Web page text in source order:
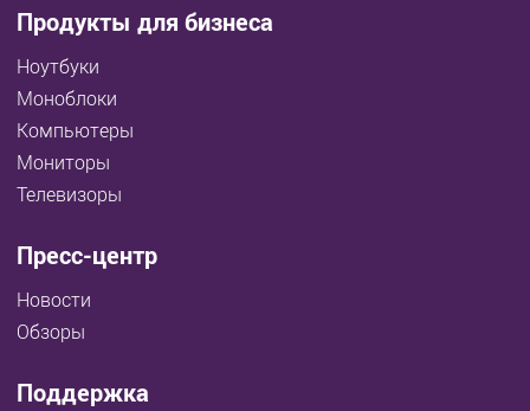
Продукты для бизнеса
Ноутбуки
Моноблоки
Компьютеры
Мониторы
Телевизоры
Пресс-центр
Новости
Обзоры
Поддержка